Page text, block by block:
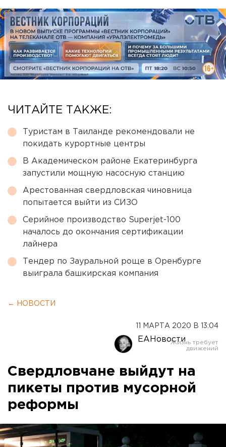
ЧИТАЙТЕ ТАКЖЕ:
Туристам в Таиланде рекомендовали не
покидать курортные центры
В Академическом районе Екатеринбурга
запустили мощную насосную станцию
Арестованная свердловская чиновница
попытается выйти из СИЗО
Серийное производство Superjet-100
началось до окончания сертификации
лайнера
Тендер по Зауральной роще в Оренбурге
выиграла башкирская компания
← НОВОСТИ
11 МАРТА 2020 В 13:04
ЕАНовости
Свердловчане выйдут на
пикеты против мусорной
реформы